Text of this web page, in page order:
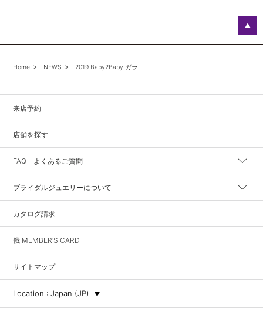
Home NEWS 2019 Baby2Baby ガラ
▲
来店予約
店舗を探す
FAQ よくあるご質問
ブライダルジュエリーについて
カタログ請求
俄 MEMBER’S CARD
サイトマップ
Location :Japan (JP)